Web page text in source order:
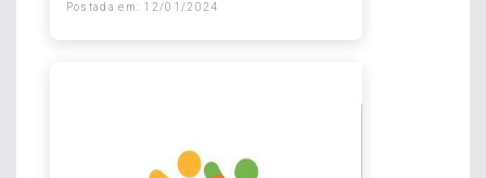
Postada em: 12/01/2024